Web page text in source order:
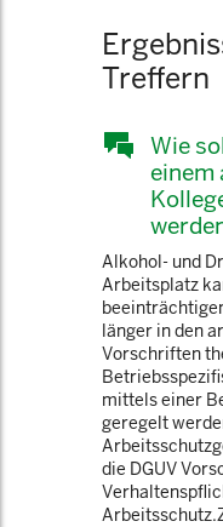
Treffern
Wie
einem
Alkohol- und
Arbeitsplatz
länger in den
Vorschriften
mittels einer
geregelt
die DGUV